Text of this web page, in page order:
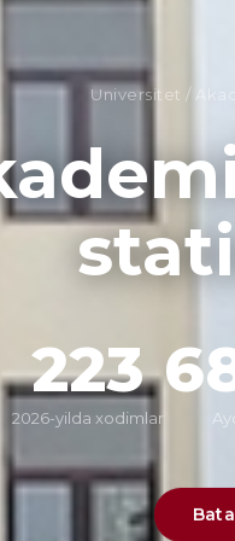
Universitet /
223
2026-yilda xodimlar